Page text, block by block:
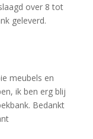
over 8 tot
geleverd.
meubels en
ik ben erg blij
Bedankt